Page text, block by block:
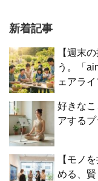
新着記事
【週末
う。「
ェアライ
好きな
アするプ
【モノ
める、賢